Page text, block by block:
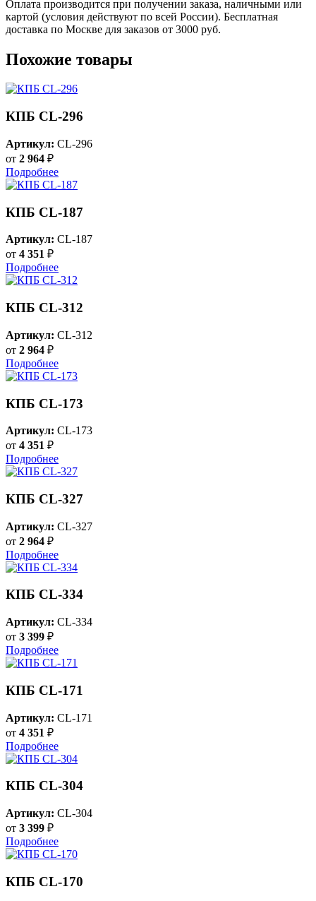
Оплата производится при получении заказа, наличными или
картой (условия действуют по всей России). Бесплатная
доставка по Москве для заказов от 3000 руб.
Похожие товары
КПБ CL-296
Артикул: CL-296
от 2 964 ₽
Подробнее
КПБ CL-187
Артикул: CL-187
от 4 351 ₽
Подробнее
КПБ CL-312
Артикул: CL-312
от 2 964 ₽
Подробнее
КПБ CL-173
Артикул: CL-173
от 4 351 ₽
Подробнее
КПБ CL-327
Артикул: CL-327
от 2 964 ₽
Подробнее
КПБ CL-334
Артикул: CL-334
от 3 399 ₽
Подробнее
КПБ CL-171
Артикул: CL-171
от 4 351 ₽
Подробнее
КПБ CL-304
Артикул: CL-304
от 3 399 ₽
Подробнее
КПБ CL-170